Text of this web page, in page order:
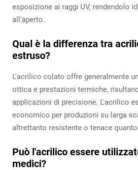
esposizione ai raggi UV, rendendolo
all'aperto.
Qual è la differenza tra
estruso?
L'acrilico colato offre generalmente
ottica e prestazioni termiche,
applicazioni di precisione. L'acrilico
economico per produzioni su larga
altrettanto resistente o tenace
Può l'acrilico essere
medici?